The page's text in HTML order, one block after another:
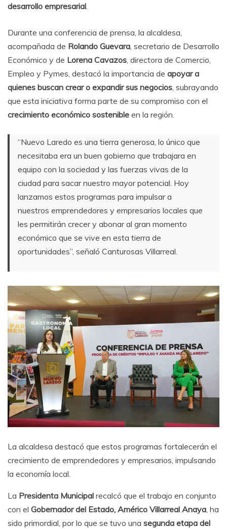
desarrollo empresarial
Durante una conferencia de prensa, la alcaldesa,
acompañada de Rolando Guevara , secretario de Desarrollo
Económico y de Lorena Cavazos , directora de Comercio,
Empleo y Pymes, destacó la importancia de apoyar a
quienes buscan crear o expandir sus negocios , subrayando
que esta iniciativa forma parte de su compromiso con el
crecimiento económico sostenible en la región.
“Nuevo Laredo es una tierra generosa, lo único que
necesitaba era un buen gobierno que trabajara en
equipo con la sociedad y las fuerzas vivas de la
ciudad para sacar nuestro mayor potencial. Hoy
lanzamos estos programas para impulsar a
nuestros emprendedores y empresarios locales que
les permitirán crecer y abonar al gran momento
económico que se vive en esta tierra de
oportunidades”, señaló Canturosas Villarreal.
La alcaldesa destacó que estos programas fortalecerán el
crecimiento de emprendedores y empresarios, impulsando
la economía local.
La Presidenta Municipal recalcó que el trabajo en conjunto
con el Gobernador del Estado, Américo Villarreal Anaya, ha
sido primordial, por lo que se tuvo una segunda etapa del